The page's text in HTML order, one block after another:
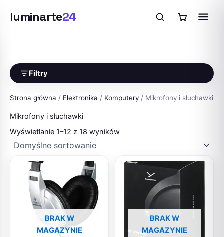
luminarte24
treści
Filtry
Strona główna / Elektronika / Komputery / Mikrofony i słuchawki
Mikrofony i słuchawki
Wyświetlanie 1–12 z 18 wyników
BRAK W
MAGAZYNIE
BRAK W
MAGAZYNIE